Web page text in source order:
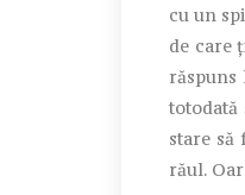
cu un
de care
răspuns
stare să
răul.